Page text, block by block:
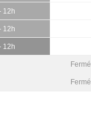
12h
12h
12h
Fermé
Fermé